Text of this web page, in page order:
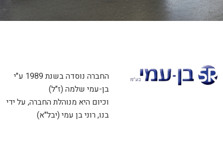
החברה נוסדה בשנת 1989 ע"י
בן-עמי שלמה (ז"ל)
וכיום היא מנוהלת החברה, על ידי
בנו, רוני בן עמי (יבל"א)